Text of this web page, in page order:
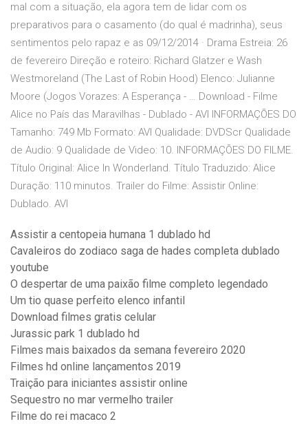
mal com a situação, ela agora tem de lidar com os
preparativos para o casamento (do qual é madrinha), seus
sentimentos pelo rapaz e as 09/12/2014 · Drama Estreia: 26
de fevereiro Direção e roteiro: Richard Glatzer e Wash
Westmoreland (The Last of Robin Hood) Elenco: Julianne
Moore (Jogos Vorazes: A Esperança - … Download - Filme
Alice no País das Maravilhas - Dublado - AVI INFORMAÇÕES DO
Tamanho: 749 Mb Formato: AVI Qualidade: DVDScr Qualidade
de Audio: 9 Qualidade de Video: 10. INFORMAÇÕES DO FILME.
Título Original: Alice In Wonderland. Título Traduzido: Alice
Duração: 110 minutos. Trailer do Filme: Assistir Online:
Dublado. AVI
Assistir a centopeia humana 1 dublado hd
Cavaleiros do zodiaco saga de hades completa dublado
youtube
O despertar de uma paixão filme completo legendado
Um tio quase perfeito elenco infantil
Download filmes gratis celular
Jurassic park 1 dublado hd
Filmes mais baixados da semana fevereiro 2020
Filmes hd online lançamentos 2019
Traição para iniciantes assistir online
Sequestro no mar vermelho trailer
Filme do rei macaco 2